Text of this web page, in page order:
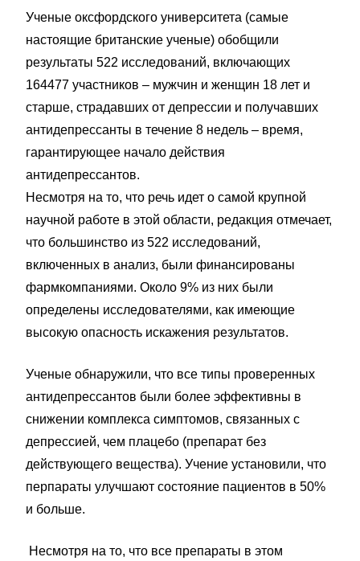
Ученые оксфордского университета (самые
настоящие британские ученые) обобщили
результаты 522 исследований, включающих
164477 участников – мужчин и женщин 18 лет и
старше, страдавших от депрессии и получавших
антидепрессанты в течение 8 недель – время,
гарантирующее начало действия
антидепрессантов.
Несмотря на то, что речь идет о самой крупной
научной работе в этой области, редакция отмечает,
что большинство из 522 исследований,
включенных в анализ, были финансированы
фармкомпаниями. Около 9% из них были
определены исследователями, как имеющие
высокую опасность искажения результатов.
Ученые обнаружили, что все типы проверенных
антидепрессантов были более эффективны в
снижении комплекса симптомов, связанных с
депрессией, чем плацебо (препарат без
действующего вещества). Учение установили, что
перпараты улучшают состояние пациентов в 50%
и больше.
Несмотря на то, что все препараты в этом